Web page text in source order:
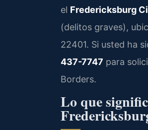
el Fredericksburg
(delitos graves),
22401. Si usted ha
437-7747 para
Borders.
Lo que